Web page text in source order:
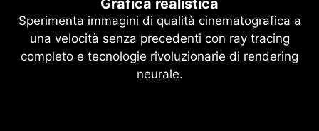
Sperimenta immagini di qualità cinematografica a
una velocità senza precedenti con ray tracing
completo e tecnologie rivoluzionarie di rendering
neurale.